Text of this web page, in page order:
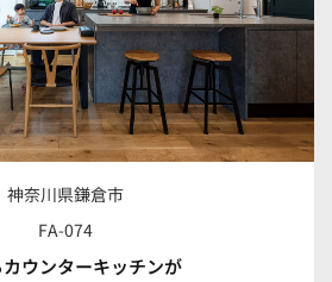
神奈川県鎌倉市
FA-074
ウンターキッチンが